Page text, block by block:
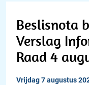
Beslisnota
Verslag
Raad 4
vrijdag 7 augustus